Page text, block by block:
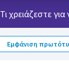
Τι χρειάζεστε
Εμφάνιση